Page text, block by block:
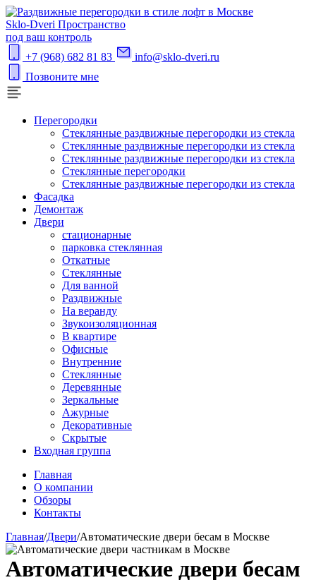
Sklo-Dveri Пространство
под ваш контроль
+7 (968) 682 81 83
info@sklo-dveri.ru
Позвоните мне
Перегородки
Стеклянные раздвижные перегородки из стекла
Стеклянные раздвижные перегородки из стекла
Стеклянные раздвижные перегородки из стекла
Стеклянные перегородки
Стеклянные раздвижные перегородки из стекла
Фасадка
Демонтаж
Двери
стационарные
парковка стеклянная
Откатные
Стеклянные
Для ванной
Раздвижные
На веранду
Звукоизоляционная
В квартире
Офисные
Внутренние
Стеклянные
Деревянные
Зеркальные
Ажурные
Декоративные
Скрытые
Входная группа
Главная
О компании
Обзоры
Контакты
Главная/Двери/Автоматические двери бесам в Москве
Автоматические двери бесам